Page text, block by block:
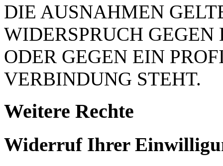
DIE AUSNAHMEN
WIDERSPRUCH
ODER GEGEN EIN
VERBINDUNG STEHT.
Weitere Rechte
Widerruf Ihrer